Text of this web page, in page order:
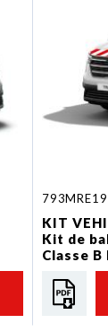
KIT
Kit de
Classe B